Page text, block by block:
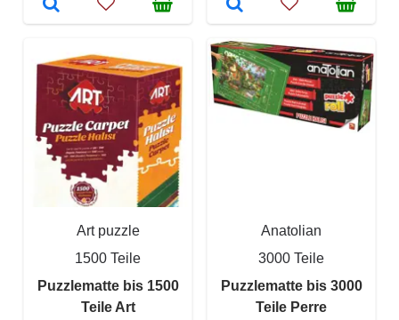
Art puzzle
1500 Teile
Puzzlematte bis 1500
Teile Art
Anatolian
3000 Teile
Puzzlematte bis 3000
Teile Perre